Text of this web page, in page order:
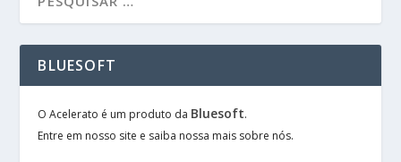
BLUESOFT
O Acelerato é um produto da Bluesoft.
Entre em nosso site e saiba nossa mais sobre nós.